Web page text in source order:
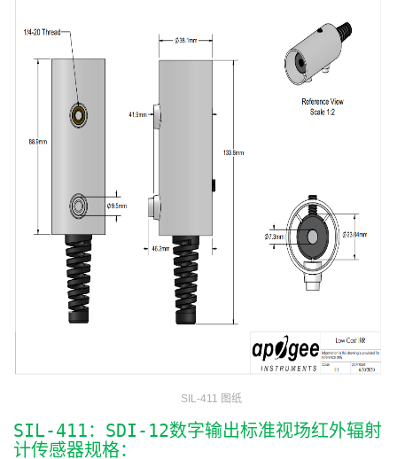
SIL-411 图纸
SIL-411：SDI-12数字输出标准视场红外辐射
计传感器规格：